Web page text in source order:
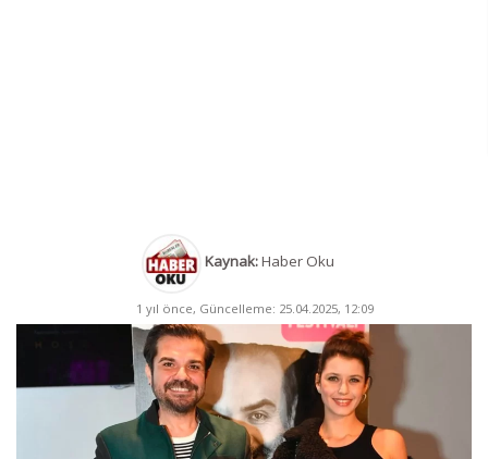
Kaynak:Haber Oku
1 yıl önce, Güncelleme: 25.04.2025, 12:09